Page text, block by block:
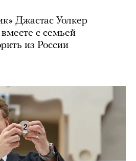
Джастас Уолкер
вместе с семьей
из России